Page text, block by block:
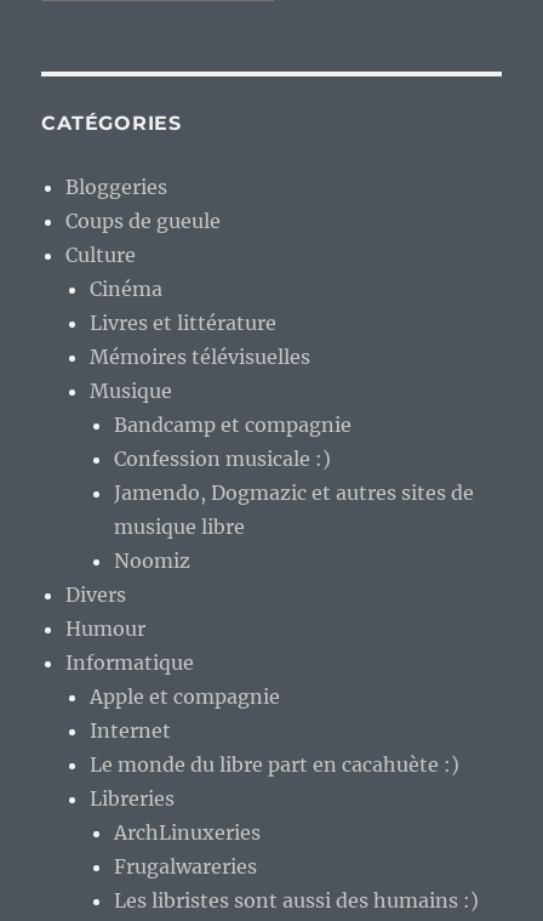
CATÉGORIES
Bloggeries
Coups de gueule
Culture
Cinéma
Livres et littérature
Mémoires télévisuelles
Musique
Bandcamp et compagnie
Confession musicale :)
Jamendo, Dogmazic et autres sites de
musique libre
Noomiz
Divers
Humour
Informatique
Apple et compagnie
Internet
Le monde du libre part en cacahuète :)
Libreries
ArchLinuxeries
Frugalwareries
Les libristes sont aussi des humains :)